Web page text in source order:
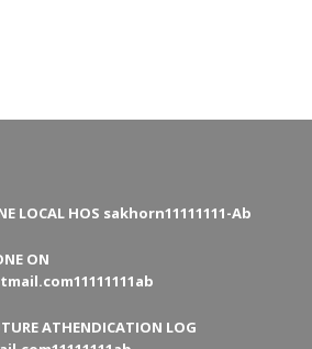
LOCAL HOS sakhorn11111111-Ab
ON
ATHENDICATION LOG